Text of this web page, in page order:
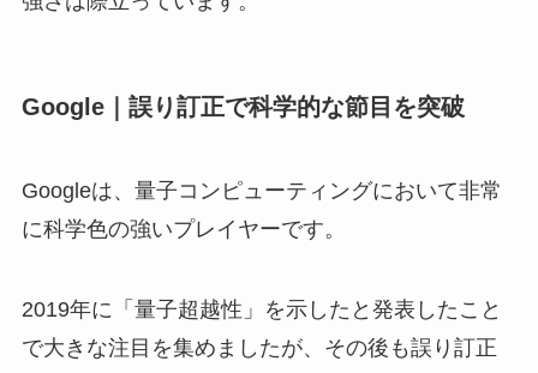
Google｜誤り訂正で科学的な節目を突破
Googleは、量子コンピューティングにおいて非常
に科学色の強いプレイヤーです。
2019年に「量子超越性」を示したと発表したこと
で大きな注目を集めましたが、その後も誤り訂正